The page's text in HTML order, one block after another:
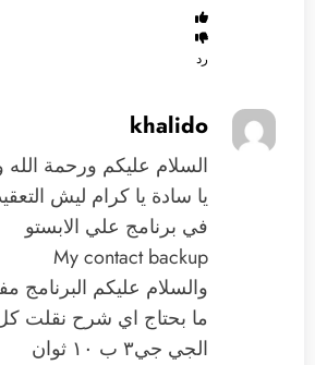
رد
khalido
السلام عليكم ورحمة الله
يا سادة يا كرام ليش
في برنامج علي الابستو
My contact backup
والسلام عليكم البرنامج
ما بحتاج اي شرح نقلت
الجي جي٣ ب ١٠ ثوان